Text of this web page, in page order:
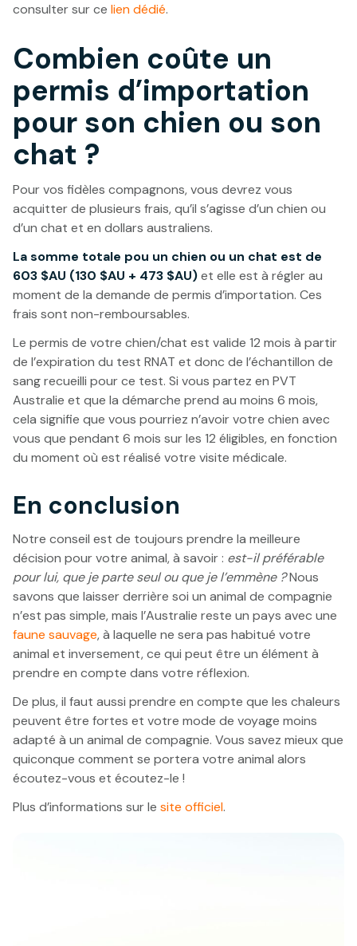
consulter sur ce lien dédié.
Combien coûte un
permis d’importation
pour son chien ou son
chat ?
Pour vos fidèles compagnons, vous devrez vous
acquitter de plusieurs frais, qu’il s’agisse d’un chien ou
d’un chat et en dollars australiens.
La somme totale pou un chien ou un chat est de
603 $AU (130 $AU + 473 $AU)et elle est à régler au
moment de la demande de permis d’importation. Ces
frais sont non-remboursables.
Le permis de votre chien/chat est valide 12 mois à partir
de l’expiration du test RNAT et donc de l’échantillon de
sang recueilli pour ce test. Si vous partez en PVT
Australie et que la démarche prend au moins 6 mois,
cela signifie que vous pourriez n’avoir votre chien avec
vous que pendant 6 mois sur les 12 éligibles, en fonction
du moment où est réalisé votre visite médicale.
En conclusion
Notre conseil est de toujours prendre la meilleure
décision pour votre animal, à savoir : est-il préférable
pour lui, que je parte seul ou que je l’emmène ?Nous
savons que laisser derrière soi un animal de compagnie
n’est pas simple, mais l’Australie reste un pays avec une
faune sauvage, à laquelle ne sera pas habitué votre
animal et inversement, ce qui peut être un élément à
prendre en compte dans votre réflexion.
De plus, il faut aussi prendre en compte que les chaleurs
peuvent être fortes et votre mode de voyage moins
adapté à un animal de compagnie. Vous savez mieux que
quiconque comment se portera votre animal alors
écoutez-vous et écoutez-le !
Plus d’informations sur le site officiel.